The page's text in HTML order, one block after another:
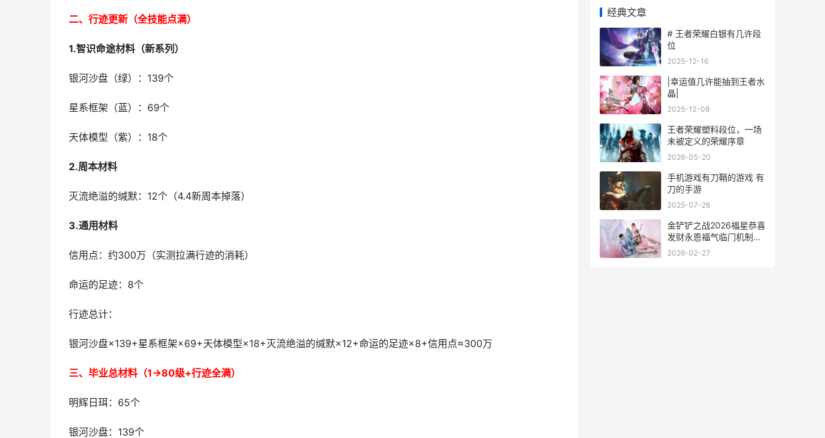
二、行迹更新（全技能点满）
1.智识命途材料（新系列）
银河沙盘（绿）：139个
星系框架（蓝）：69个
天体模型（紫）：18个
2.周本材料
灭流绝溢的缄默：12个（4.4新周本掉落）
3.通用材料
信用点：约300万（实测拉满行迹的消耗）
命运的足迹：8个
行迹总计：
银河沙盘×139+星系框架×69+天体模型×18+灭流绝溢的缄默×12+命运的足迹×8+信用点≈300万
三、毕业总材料（1→80级+行迹全满）
明辉日珥：65个
银河沙盘：139个
经典文章
# 王者荣耀白银有几许段
位
2025-12-16
|幸运值几许能抽到王者水
晶|
2025-12-08
王者荣耀塑料段位，一场
未被定义的荣耀序章
2026-05-20
手机游戏有刀鞘的游戏 有
刀的手游
2025-07-26
金铲铲之战2026福星恭喜
发财永恩福气临门机制效
果概括 金铲铲之战2026
2026-02-27